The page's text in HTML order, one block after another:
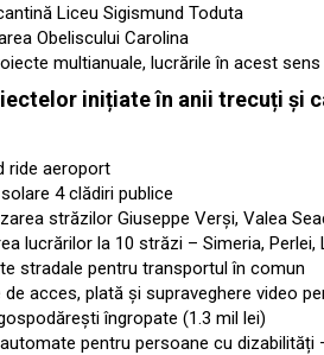
Liceu Sigismund Toduta
Obeliscului Carolina
multianuale, lucrările în acest sens
inițiate în anii trecuți și
ride aeroport
4 clădiri publice
străzilor Giuseppe Verși, Valea
lucrărilor la 10 străzi – Simeria,
stradale pentru transportul în comun
acces, plată și supraveghere video
îngropate (1.3 mil lei)
pentru persoane cu dizabilități